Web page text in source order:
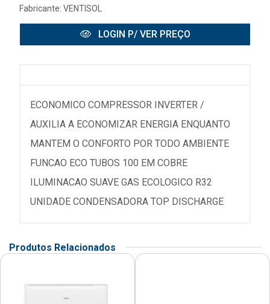
Fabricante: VENTISOL
LOGIN P/ VER PREÇO
ECONOMICO COMPRESSOR INVERTER /
AUXILIA A ECONOMIZAR ENERGIA ENQUANTO
MANTEM O CONFORTO POR TODO AMBIENTE
FUNCAO ECO TUBOS 100 EM COBRE
ILUMINACAO SUAVE GAS ECOLOGICO R32
UNIDADE CONDENSADORA TOP DISCHARGE
Produtos Relacionados